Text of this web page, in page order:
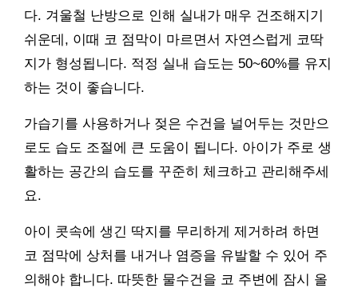
다. 겨울철 난방으로 인해 실내가 매우 건조해지기
쉬운데, 이때 코 점막이 마르면서 자연스럽게 코딱
지가 형성됩니다. 적정 실내 습도는 50~60%를 유지
하는 것이 좋습니다.
가습기를 사용하거나 젖은 수건을 널어두는 것만으
로도 습도 조절에 큰 도움이 됩니다. 아이가 주로 생
활하는 공간의 습도를 꾸준히 체크하고 관리해주세
요.
아이 콧속에 생긴 딱지를 무리하게 제거하려 하면
코 점막에 상처를 내거나 염증을 유발할 수 있어 주
의해야 합니다. 따뜻한 물수건을 코 주변에 잠시 올